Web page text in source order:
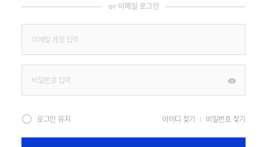
or 이메일 로그인
로그인 유지 아이디 찾기 비밀번호 찾기